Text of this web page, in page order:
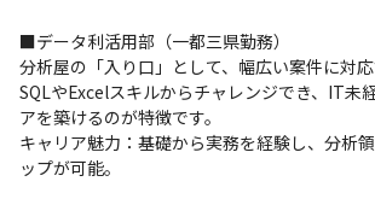
将来マネージャーとして組織を作っていきたい
ち、 発信する。
▼剣コース(技術職)
一般的に技術職でキャリアを積み上げていき
です。
組織の技術発展を促進する役割を担い、 技術
■データ利活用部（一都三県勤務）
分析屋の「入り口」として、幅広い案件に対応
SQLやExcelスキルからチャレンジでき、IT未
アを築けるのが特徴です。
キャリア魅力：基礎から実務を経験し、分析
ップが可能。